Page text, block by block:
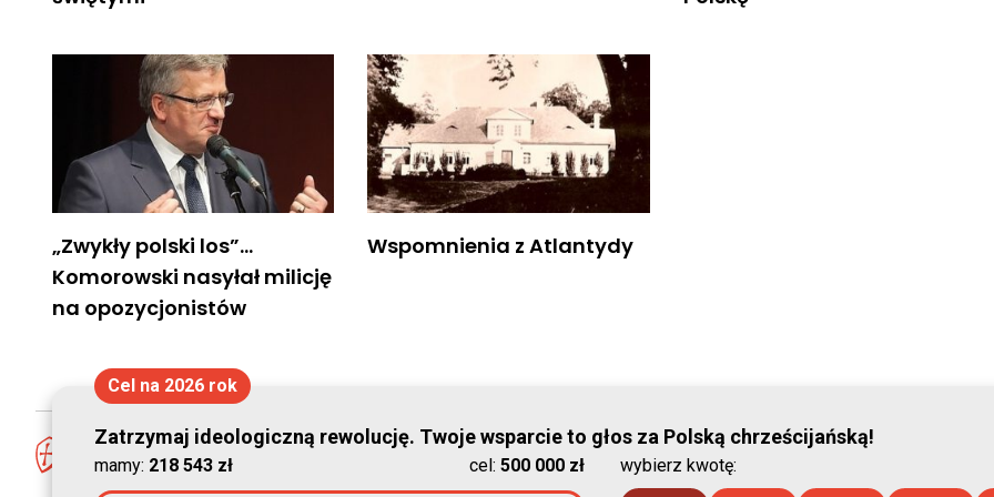
„Zwykły polski los”…
Komorowski nasyłał milicję
na opozycjonistów
Wspomnienia z Atlantydy
©
Cel na 2026 rok
Zatrzymaj ideologiczną rewolucję. Twoje wsparcie to głos za Polską chrześcijańską!
mamy: 218 543 zł cel: 500 000 zł
wybierz kwotę: